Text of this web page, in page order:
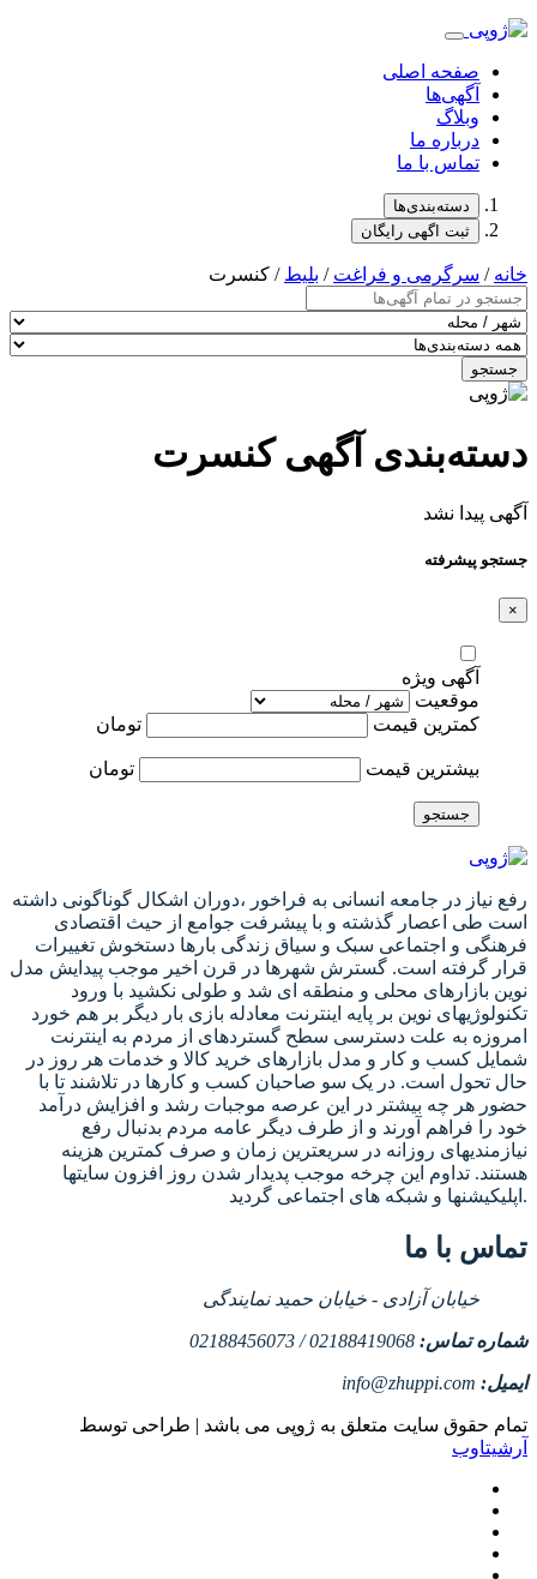
صفحه اصلی
آگهی‌ها
وبلاگ
درباره ما
تماس با ما
دسته‌بندی‌ها
ثبت اگهی رایگان
خانه / سرگرمی و فراغت / بلیط / کنسرت
جستجو
دسته‌بندی آگهی کنسرت
آگهی پیدا نشد
جستجو پیشرفته
×
آگهی ویژه
موقعیت
کمترین قیمت
تومان
بیشترین قیمت تومان
جستجو
رفع نیاز در جامعه انسانی به فراخور ،دوران اشکال گوناگونی داشته
است طی اعصار گذشته و با پیشرفت جوامع از حیث اقتصادی
فرهنگی و اجتماعی سبک و سیاق زندگی بارها دستخوش تغییرات
قرار گرفته است. گسترش شهرها در قرن اخیر موجب پیدایش مدل
نوین بازارهای محلی و منطقه ای شد و طولی نکشید با ورود
تکنولوژیهای نوین بر پایه اینترنت معادله بازی بار دیگر بر هم خورد
امروزه به علت دسترسی سطح گستردهای از مردم به اینترنت
شمایل کسب و کار و مدل بازارهای خرید کالا و خدمات هر روز در
حال تحول است. در یک سو صاحبان کسب و کارها در تلاشند تا با
حضور هر چه بیشتر در این عرصه موجبات رشد و افزایش درآمد
خود را فراهم آورند و از طرف دیگر عامه مردم بدنبال رفع
نیازمندیهای روزانه در سریعترین زمان و صرف کمترین هزینه
هستند. تداوم این چرخه موجب پدیدار شدن روز افزون سایتها
اپلیکیشنها و شبکه های اجتماعی گردید.
تماس با ما
خیابان آزادی - خیابان حمید نمایندگی
شماره تماس: 02188419068 / 02188456073
ایمیل: info@zhuppi.com
تمام حقوق سایت متعلق به ژوپی می باشد | طراحی توسط
آرشیتاوب